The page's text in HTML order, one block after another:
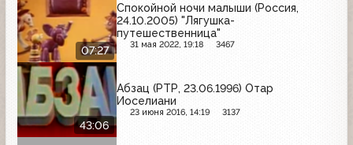
07:27
Спокойной ночи малыши (Россия,
24.10.2005) "Лягушка-
путешественница"
31 мая 2022, 19:18 3467
43:06
Абзац (РТР, 23.06.1996) Отар
Иоселиани
23 июня 2016, 14:19 3137